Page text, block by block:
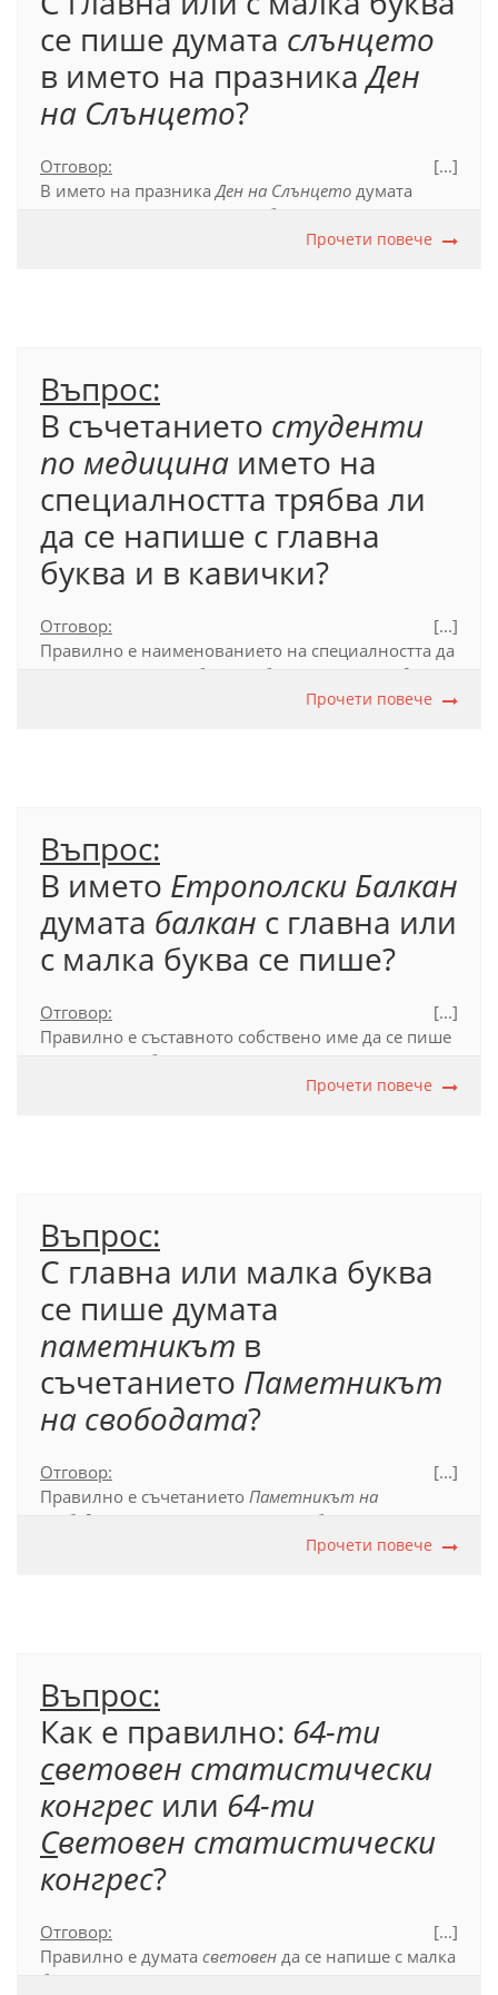
се пише думата слънцето
в името на празникаДен
на Слънцето?
Отговор:
В името на празникаДен на Слънцето думата
се пише с главна буква, тъй като в
случая е собствено име на астрономически обект.
[...]
Прочети повече
Въпрос:
В съчетанието студенти
по медицина името на
специалността трябва ли
да се напише с главна
буква и в кавички?
Отговор:
Правилно е наименованието на специалността да
се напише с малка буква и без кавички:
студенти
, защото то е употребено без
[...]
Прочети повече
Въпрос:
В името Етрополски Балкан
думата балкан с главна или
с малка буква се пише?
Отговор:
Правилно е съставното собствено име да се пише
с две главни букви:
– друго собствено име на
Официален правописен речник (2012), т. 39.2.
[...]
Прочети повече
Въпрос:
С главна или малка буква
се пише думата
паметникът в
съчетанието Паметникът
на свободата?
Отговор:
Правилно е съчетанието Паметникът на
свободата
да се напише с главна буква при
първата дума, защото представлява съставно
Официален правописен речник (2012), т. 39.1.
[...]
Прочети повече
Въпрос:
Как е правилно: 64-ти
световен статистически
конгрес или 64-ти
Световен статистически
конгрес?
Отговор:
Правилно е думата световен да се напише с малка
буква:
[...]